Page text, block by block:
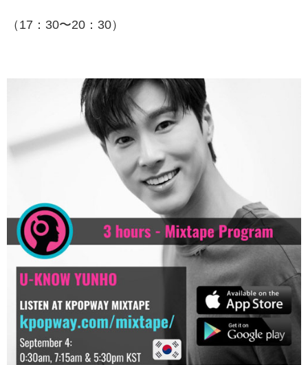
（17：30〜20：30）